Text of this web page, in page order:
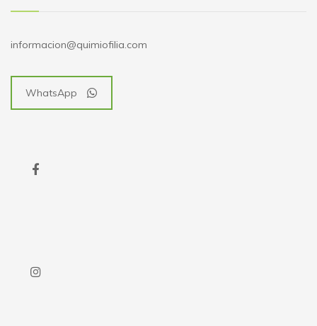
informacion@quimiofilia.com
WhatsApp